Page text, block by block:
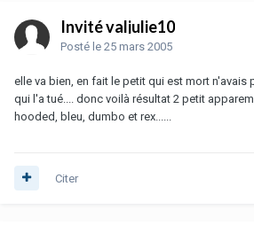
Invité valjulie10
Posté le 25 mars 2005
elle va bien, en fait le petit qui est mort n'avais
qui l'a tué.... donc voilà résultat 2 petit
hooded, bleu, dumbo et rex......
Citer